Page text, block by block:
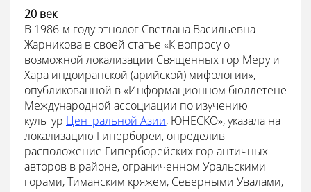
20 век
В 1986-м году этнолог Светлана Васильевна
Жарникова в своей статье «К вопросу о
возможной локализации Священных гор Меру и
Хара индоиранской (арийской) мифологии»,
опубликованной в «Информационном бюллетене
Международной ассоциации по изучению
культур Центральной Азии, ЮНЕСКО», указала на
локализацию Гипербореи, определив
расположение Гиперборейских гор античных
авторов в районе, ограниченном Уральскими
горами, Тиманским кряжем, Северными Увалами,